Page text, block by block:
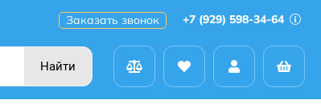
Заказать звонок +7 (929) 598-34-64
Найти